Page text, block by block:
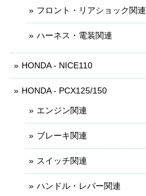
フロント・リアショック関連
ハーネス・電装関連
HONDA - NICE110
HONDA - PCX125/150
エンジン関連
ブレーキ関連
スイッチ関連
ハンドル・レバー関連